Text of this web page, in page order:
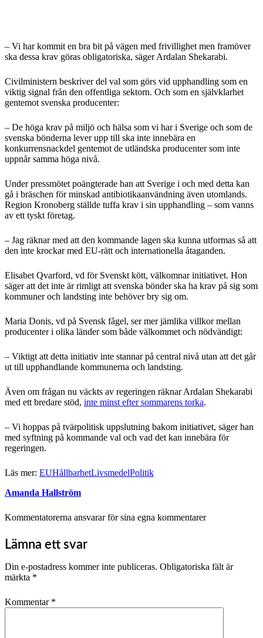
– Vi har kommit en bra bit på vägen med frivillighet men framöver
ska dessa krav göras obligatoriska, säger Ardalan Shekarabi.
Civilministern beskriver del val som görs vid upphandling som en
viktig signal från den offentliga sektorn. Och som en självklarhet
gentemot svenska producenter:
– De höga krav på miljö och hälsa som vi har i Sverige och som de
svenska bönderna lever upp till ska inte innebära en
konkurrensnackdel gentemot de utländska producenter som inte
uppnår samma höga nivå.
Under pressmötet poängterade han att Sverige i och med detta kan
gå i bräschen för minskad antibiotikaanvändning även utomlands.
Region Kronoberg ställde tuffa krav i sin upphandling – som vanns
av ett tyskt företag.
– Jag räknar med att den kommande lagen ska kunna utformas så att
den inte krockar med EU-rätt och internationella åtaganden.
Elisabet Qvarford, vd för Svenskt kött, välkomnar initiativet. Hon
säger att det inte är rimligt att svenska bönder ska ha krav på sig som
kommuner och landsting inte behöver bry sig om.
Maria Donis, vd på Svensk fågel, ser mer jämlika villkor mellan
producenter i olika länder som både välkommet och nödvändigt:
– Viktigt att detta initiativ inte stannar på central nivå utan att det går
ut till upphandlande kommunerna och landsting.
Även om frågan nu väckts av regeringen räknar Ardalan Shekarabi
med ett bredare stöd, inte minst efter sommarens torka.
– Vi hoppas på tvärpolitisk uppslutning bakom initiativet, säger han
med syftning på kommande val och vad det kan innebära för
regeringen.
Läs mer: EUHållbarhetLivsmedelPolitik
Amanda Hallström
Kommentatorerna ansvarar för sina egna kommentarer
Lämna ett svar
Din e-postadress kommer inte publiceras. Obligatoriska fält är
märkta *
Kommentar *